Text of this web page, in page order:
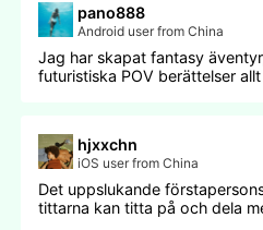
pano888
Android user from China
Jag har skapat fantasy
futuristiska POV berättelser
hjxxchn
iOS user from China
Det uppslukande
tittarna kan titta på och dela